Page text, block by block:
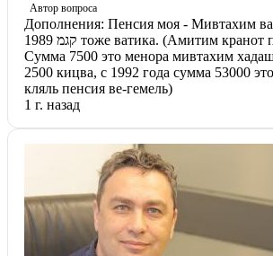
Автор вопроса
Дополнения: Пенсия моя - Мивтахим
קגמ 1989 тоже ватика. (Амитим кранот пенсия ватикот).
Сумма 7500 это менора мивтахим
2500 кицва, с 1992 года сумма 53000
кляль пенсия ве-гемель)
1 г. назад